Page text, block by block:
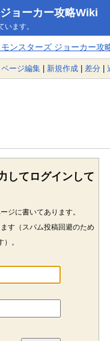
ョーカー攻略Wiki
ます。
モンスターズ ジョーカー攻
ページ編集 | 新規作成 | 差分 |
してログインして
ジに書いてあります。
す（スパム投稿回避のため
。